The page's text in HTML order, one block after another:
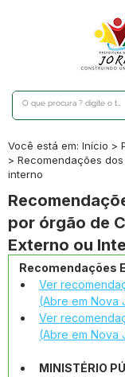
Você está em: Início >
> Recomendações
interno
por órgão de
Externo ou
Recomendações
Ver
(Abre em Nova
Ver
(Abre em Nova
MINISTÉRIO